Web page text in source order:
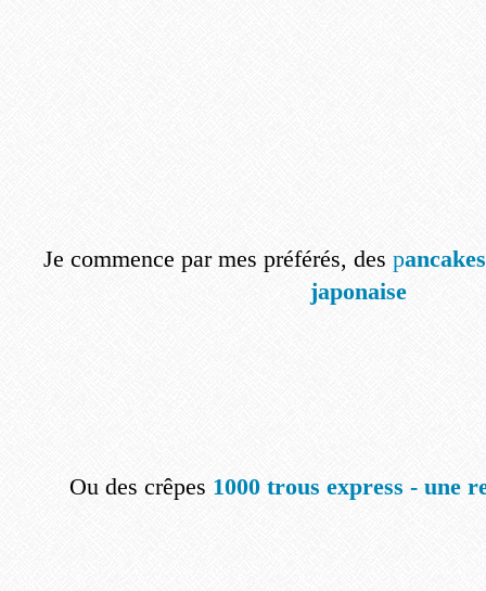
Je commence par mes préférés, des p
japonaise
Ou des crêpes 1000 trous express - une